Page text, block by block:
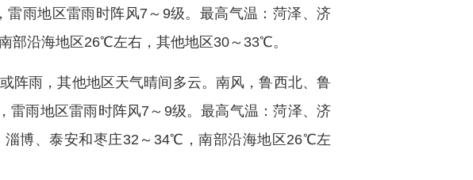
雨地区雷雨时阵风7～9级。最高气温：菏泽、济
部沿海地区26℃左右，其他地区30～33℃。
阵雨，其他地区天气晴间多云。南风，鲁西北、鲁
雷雨地区雷雨时阵风7～9级。最高气温：菏泽、济
博、泰安和枣庄32～34℃，南部沿海地区26℃左